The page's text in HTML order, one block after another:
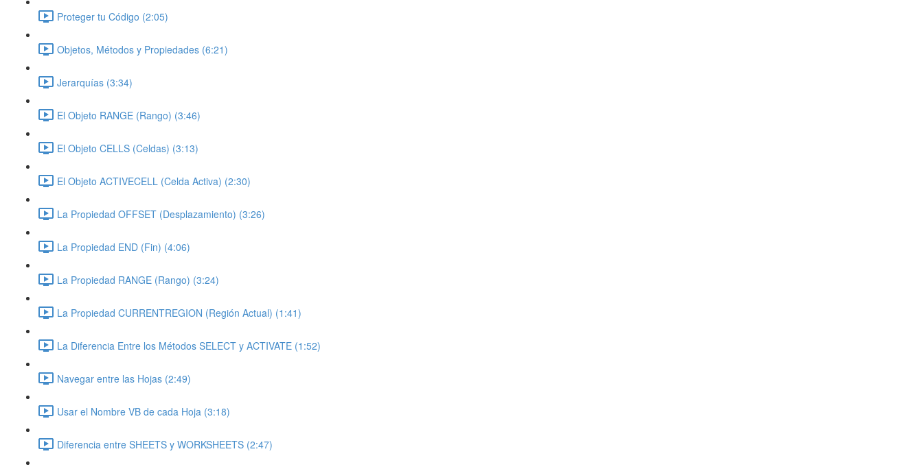
Proteger tu Código (2:05)
Objetos, Métodos y Propiedades (6:21)
Jerarquías (3:34)
El Objeto RANGE (Rango) (3:46)
El Objeto CELLS (Celdas) (3:13)
El Objeto ACTIVECELL (Celda Activa) (2:30)
La Propiedad OFFSET (Desplazamiento) (3:26)
La Propiedad END (Fin) (4:06)
La Propiedad RANGE (Rango) (3:24)
La Propiedad CURRENTREGION (Región Actual) (1:41)
La Diferencia Entre los Métodos SELECT y ACTIVATE (1:52)
Navegar entre las Hojas (2:49)
Usar el Nombre VB de cada Hoja (3:18)
Diferencia entre SHEETS y WORKSHEETS (2:47)